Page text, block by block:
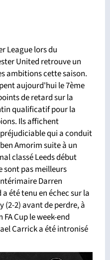
League lors du
United retrouve un
ambitions cette saison.
aujourd'hui le 7ème
de retard sur la
qualificatif pour la
Ils affichent
qui a conduit
Amorim suite à un
classé Leeds début
sont pas meilleurs
Darren
été tenu en échec sur la
(2-2) avant de perdre, à
Cup le week-end
Carrick a été intronisé